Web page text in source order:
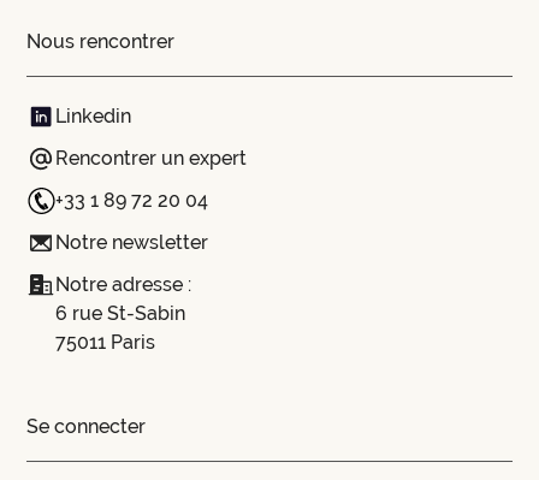
Nous rencontrer
Linkedin
Rencontrer un expert
+33 1 89 72 20 04
Notre newsletter
Notre adresse :
6 rue St-Sabin
75011 Paris
Se connecter